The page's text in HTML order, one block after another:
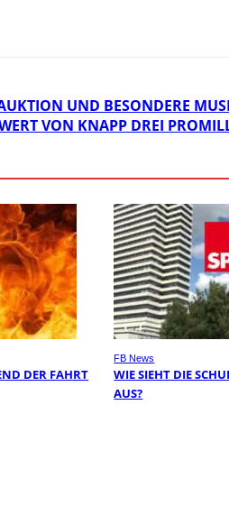
UND BESONDERE
VON KNAPP DREI
DER FAHRT
FB News
WIE SIEHT DIE
AUS?